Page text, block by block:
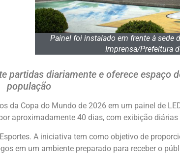
Painel foi instalado em frente à sede
Imprensa/Prefeitura
partidas diariamente e oferece espaço
população
da Copa do Mundo de 2026 em um painel de
aproximadamente 40 dias, com exibição
A iniciativa tem como objetivo de
em um ambiente preparado para receber o